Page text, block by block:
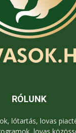
RÓLUNK
lótartás, lovas